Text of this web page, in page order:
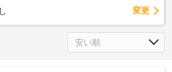
変更